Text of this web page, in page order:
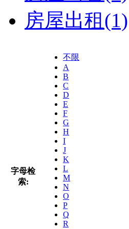
房屋出租(1)
字母检
索:
不限
A
B
C
D
E
F
G
H
I
J
K
L
M
N
O
P
Q
R